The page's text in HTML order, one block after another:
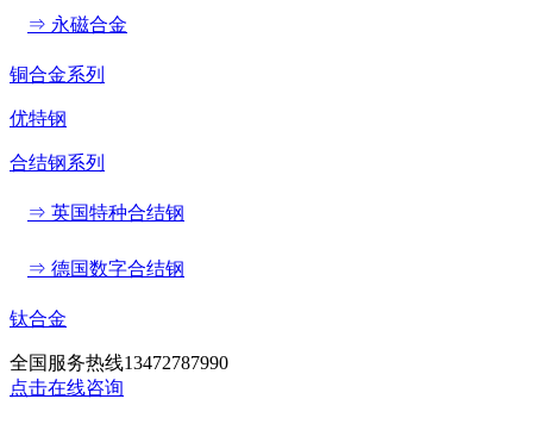
⇒ 永磁合金
铜合金系列
优特钢
合结钢系列
⇒ 英国特种合结钢
⇒ 德国数字合结钢
钛合金
全国服务热线13472787990
点击在线咨询